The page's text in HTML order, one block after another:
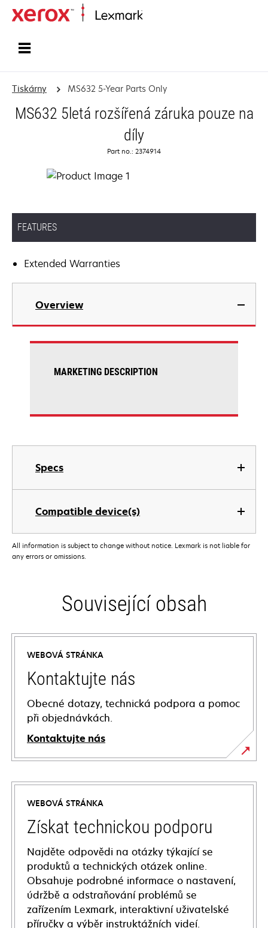
Tiskárny MS632 5-Year Parts Only
MS632 5letá rozšířená záruka pouze na
díly
Part no.: 2374914
FEATURES
Extended Warranties
Overview
Specs
Compatible device(s)
MARKETING DESCRIPTION
All information is subject to change without notice. Lexmark is not liable for
any errors or omissions.
Související obsah
WEBOVÁ STRÁNKA
Kontaktujte nás
Obecné dotazy, technická podpora a pomoc
při objednávkách.
Kontaktujte nás
WEBOVÁ STRÁNKA
Získat technickou podporu
Najděte odpovědi na otázky týkající se
produktů a technických otázek online.
Obsahuje podrobné informace o nastavení,
údržbě a odstraňování problémů se
zařízením Lexmark, interaktivní uživatelské
příručky a výběr instruktážních videí.